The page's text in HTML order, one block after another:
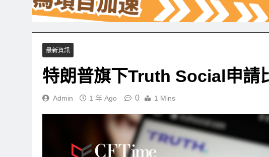
最新資訊
特朗普旗下Truth Social申請
Admin 1 年 Ago 0 1 Mins